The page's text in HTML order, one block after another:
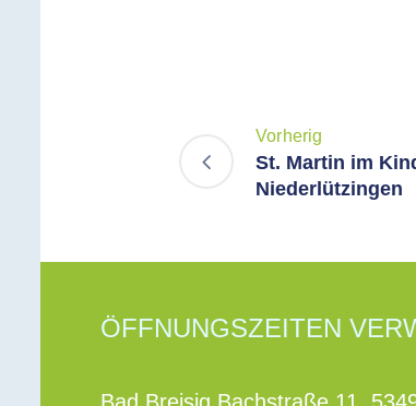
Vorherig
St. Martin im
Niederlützingen
ÖFFNUNGSZEITEN